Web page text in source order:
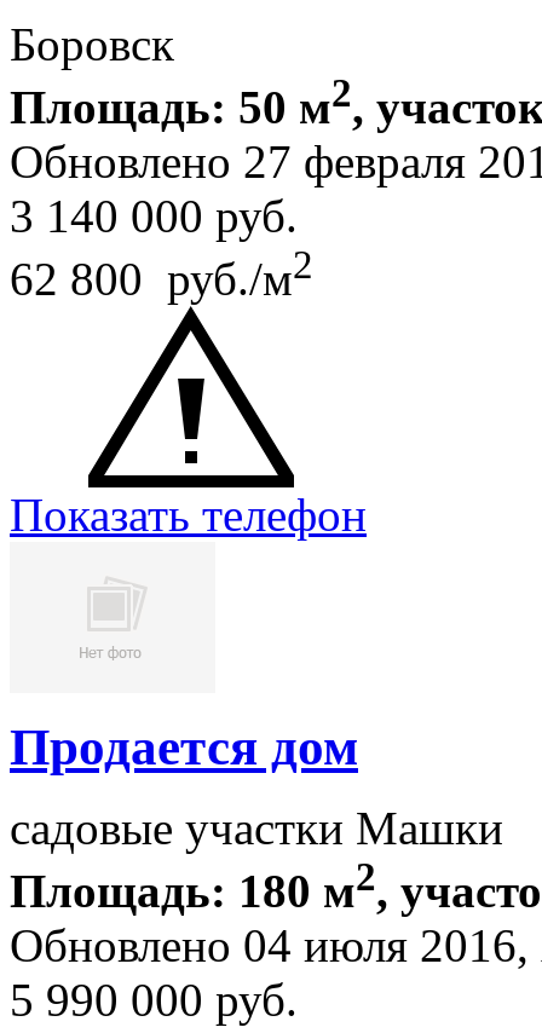
Боровск
Площадь: 50 м2,
Обновлено 27 февраля
3 140 000 руб.
62 800 руб./м2
Показать телефон
Продается дом
садовые участки Машки
Площадь: 180 м2,
Обновлено 04 июля
5 990 000 руб.